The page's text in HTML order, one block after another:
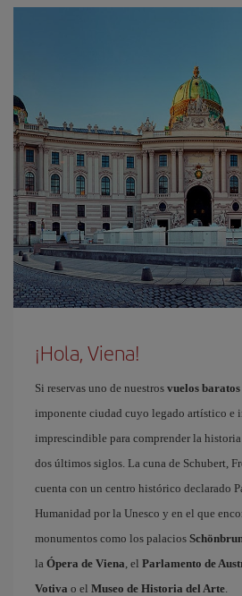
¡Hola, Viena!
Si reservas uno de nuestros vuelos
imponente ciudad cuyo legado artístico e
imprescindible para comprender la
dos últimos siglos. La cuna de Schubert,
cuenta con un centro histórico declarado
Humanidad por la Unesco y en el que
monumentos como los palacios
la Ópera de Viena, el Parlamento de
Votiva o el Museo de Historia del Arte.